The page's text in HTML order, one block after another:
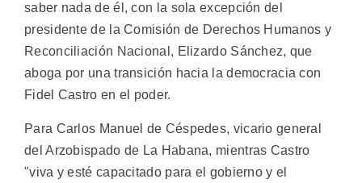
saber nada de él, con la sola excepción del
presidente de la Comisión de Derechos Humanos y
Reconciliación Nacional, Elizardo Sánchez, que
aboga por una transición hacia la democracia con
Fidel Castro en el poder.
Para Carlos Manuel de Céspedes, vicario general
del Arzobispado de La Habana, mientras Castro
"viva y esté capacitado para el gobierno y el